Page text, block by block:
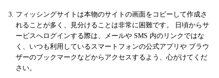
フィッシングサイトは本物のサイトの画面をコピーして作成さ
れることが多く、見分けることは非常に困難です。 日頃からサ
ービスへログインする際は、メールや SMS 内のリンクではな
く、いつも利用しているスマートフォンの公式アプリや ブラウ
ザーのブックマークなどからアクセスするよう、心がけてくだ
さい。